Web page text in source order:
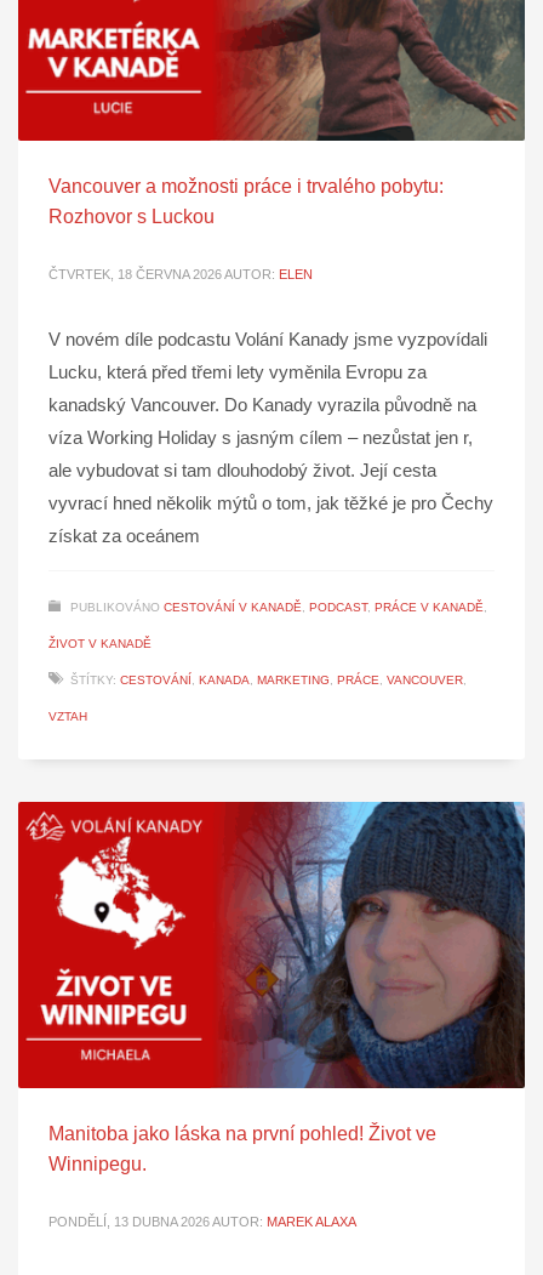
Vancouver a možnosti práce i trvalého pobytu:
Rozhovor s Luckou
ČTVRTEK, 18 ČERVNA 2026AUTOR: ELEN
V novém díle podcastu Volání Kanady jsme vyzpovídali
Lucku, která před třemi lety vyměnila Evropu za
kanadský Vancouver. Do Kanady vyrazila původně na
víza Working Holiday s jasným cílem – nezůstat jen r,
ale vybudovat si tam dlouhodobý život. Její cesta
vyvrací hned několik mýtů o tom, jak těžké je pro Čechy
získat za oceánem
PUBLIKOVÁNO CESTOVÁNÍ V KANADĚ, PODCAST, PRÁCE V KANADĚ,
ŽIVOT V KANADĚ
ŠTÍTKY: CESTOVÁNÍ, KANADA, MARKETING, PRÁCE, VANCOUVER,
VZTAH
Manitoba jako láska na první pohled! Život ve
Winnipegu.
PONDĚLÍ, 13 DUBNA 2026AUTOR: MAREK ALAXA